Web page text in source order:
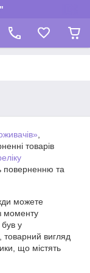
товарів
поверненню та
можете
моменту
у
товарний вигляд
що містять